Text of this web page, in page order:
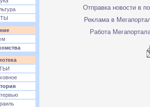
Отправка новости в
Реклама в
Работа